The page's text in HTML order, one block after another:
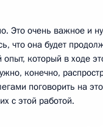
Это очень важное и
что она будет
который в ходе
конечно,
поговорить на
с этой работой.